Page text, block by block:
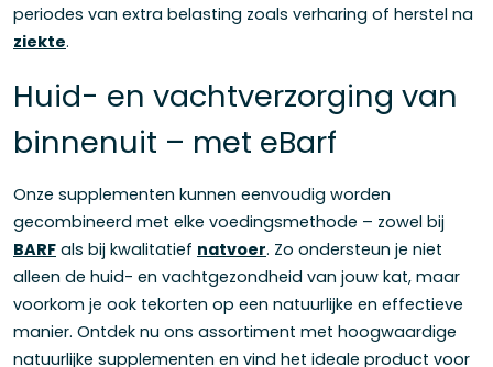
periodes van extra belasting zoals verharing of herstel na
ziekte.
Huid- en vachtverzorging van
binnenuit – met eBarf
Onze supplementen kunnen eenvoudig worden
gecombineerd met elke voedingsmethode – zowel bij
BARF als bij kwalitatief natvoer. Zo ondersteun je niet
alleen de huid- en vachtgezondheid van jouw kat, maar
voorkom je ook tekorten op een natuurlijke en effectieve
manier. Ontdek nu ons assortiment met hoogwaardige
natuurlijke supplementen en vind het ideale product voor